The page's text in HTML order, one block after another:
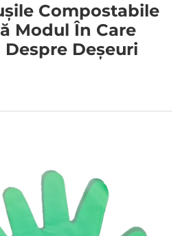
Compostabile
Modul În Care
Deșeuri